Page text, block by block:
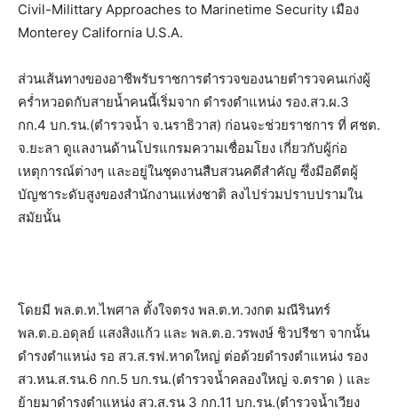
Civil-Milittary Approaches to Marinetime Security เมือง
Monterey California U.S.A.
ส่วนเส้นทางของอาชีพรับราชการตำรวจของนายตำรวจคนเก่งผู้
คร่ำหวอดกับสายน้ำคนนี้เริ่มจาก ดำรงตำแหน่ง รอง.สว.ผ.3
กก.4 บก.รน.(ตำรวจน้ำ จ.นราธิวาส) ก่อนจะช่วยราชการ ที่ ศชต.
จ.ยะลา ดูแลงานด้านโปรแกรมความเชื่อมโยง เกี่ยวกับผู้ก่อ
เหตุการณ์ต่างๆ และอยู่ในชุดงานสืบสวนคดีสำคัญ ซึ่งมีอดีตผู้
บัญชาระดับสูงของสำนักงานแห่งชาติ ลงไปร่วมปราบปรามใน
สมัยนั้น
โดยมี พล.ต.ท.ไพศาล ตั้งใจตรง พล.ต.ท.วงกต มณีรินทร์
พล.ต.อ.อดุลย์ แสงสิงแก้ว และ พล.ต.อ.วรพงษ์ ชิวปรีชา จากนั้น
ดำรงตำแหน่ง รอ สว.ส.รฟ.หาดใหญ่ ต่อด้วยดำรงตำแหน่ง รอง
สว.หน.ส.รน.6 กก.5 บก.รน.(ตำรวจน้ำคลองใหญ่ จ.ตราด ) และ
ย้ายมาดำรงตำแหน่ง สว.ส.รน 3 กก.11 บก.รน.(ตำรวจน้ำเวียง